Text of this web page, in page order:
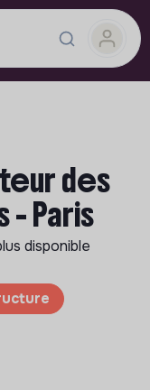
des
Paris
disponible